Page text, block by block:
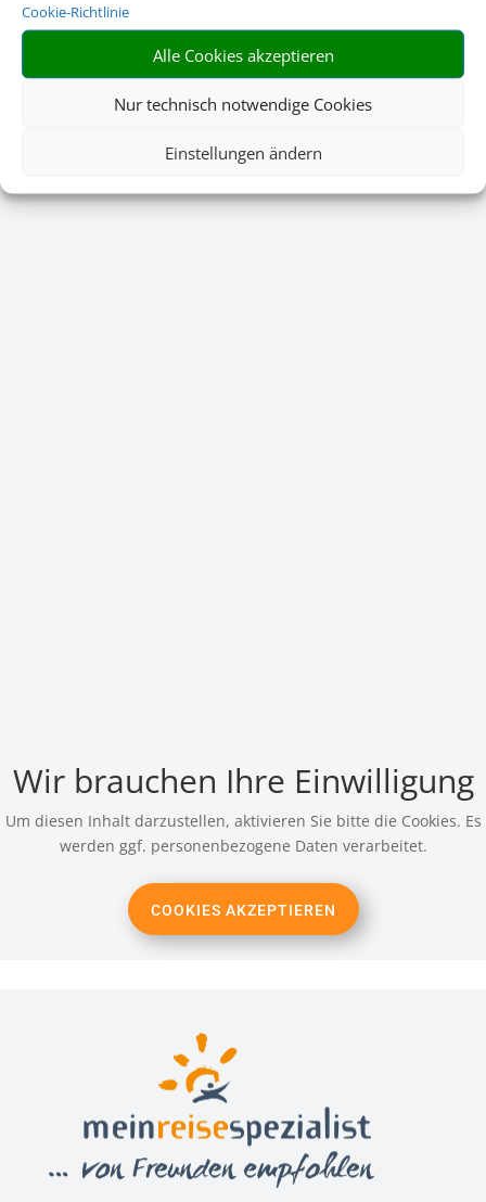
Cookie-Richtlinie
Alle Cookies akzeptieren
Nur technisch notwendige Cookies
Einstellungen ändern
Wir brauchen Ihre Einwilligung
Um diesen Inhalt darzustellen, aktivieren Sie bitte die Cookies. Es
werden ggf. personenbezogene Daten verarbeitet.
COOKIES AKZEPTIEREN